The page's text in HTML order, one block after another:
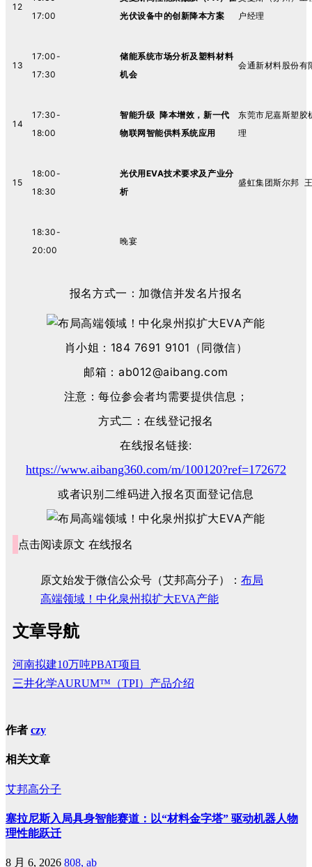
12
17:00
光伏设备中的创新降本方案
户经理
13
17:00-
17:30
储能系统市场分析及塑料材料
机会
会通新材料股份
14
17:30-
18:00
智能升级 降本增效，新一代
物联网智能供料系统应用
东莞市尼嘉斯塑
理
15
18:00-
18:30
光伏用EVA技术要求及产业分
析
盛虹集团斯尔邦
18:30-
20:00
晚宴
报名方式一：加微信并发名片报名
肖小姐：184 7691 9101（同微信）
邮箱：ab012@aibang.com
注意：每位参会者均需要提供信息；
方式二：在线登记报名
在线报名链接:
https://www.aibang360.com/m/100120?ref=172672
或者识别二维码进入报名页面登记信息
点击阅读原文 在线报名
原文始发于微信公众号（艾邦高分子）： 布局
高端领域！中化泉州拟扩大EVA产能
文章导航
河南拟建10万吨PBAT项目
三井化学AURUM™（TPI）产品介绍
作者 czy
相关文章
艾邦高分子
塞拉尼斯入局具身智能赛道：以“材料金字塔” 驱动机器人物
理性能跃迁
8 月 6, 2026 808, ab